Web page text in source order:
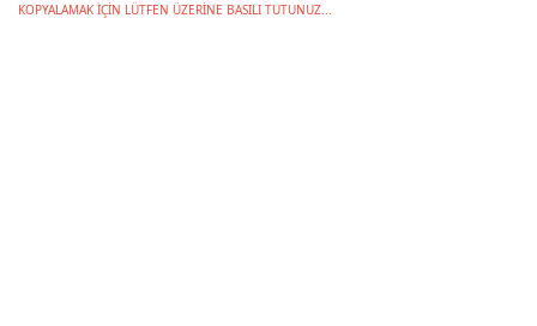
KOPYALAMAK İÇİN LÜTFEN ÜZERİNE BASILI TUTUNUZ...